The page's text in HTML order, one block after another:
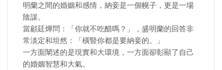
明蘭之間的婚姻和感情，納妾是一個幌子，更是一場
陰謀。
當顧廷燁問：「你就不吃醋嗎？」，盛明蘭的回答非
常淡定和坦然：「橫豎你都是要納妾的。」
一方面闡述的是現實和大環境，一方面卻彰顯了自己
的婚姻智慧和大氣。